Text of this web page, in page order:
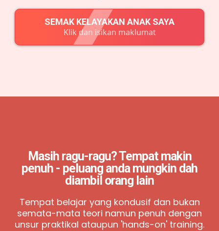
SEMAK KELAYAKAN ANAK SAYA
Klik dan isikan maklumat
Masih ragu-ragu?Tempat makin
penuh - peluang anda mungkin dah
diambil orang lain
Tempat belajar yang kondusif dan bukan
semata-mata teori namun penuh dengan
unsur praktikal ataupun 'hands-on' training.